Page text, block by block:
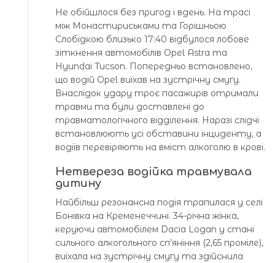
Не обійшлося без пригод і вдень. На трасі
між Монастириськами та Горішньою
Слобідкою близько 17:40 відбулося лобове
зіткнення автомобілів Opel Astra та
Hyundai Tucson. Попередньо встановлено,
що водій Opel виїхав на зустрічну смугу.
Внаслідок удару троє пасажирів отримали
травми та були доставлені до
травматологічного відділення. Наразі слідчі
встановлюють усі обставини інциденту, а
водіїв перевіряють на вміст алкоголю в крові.
Нетвереза водійка травмувала
дитину
Найбільш резонансна подія трапилася у селі
Бонівка на Кременеччині. 34-річна жінка,
керуючи автомобілем Dacia Logan у стані
сильного алкогольного сп’яніння (2,65 проміле),
виїхала на зустрічну смугу та здійснила